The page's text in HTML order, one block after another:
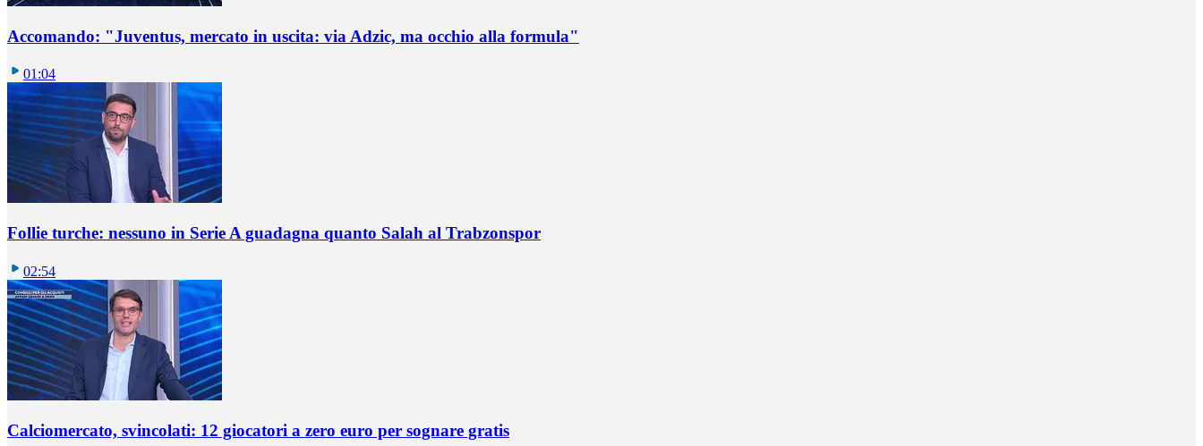
Accomando: "Juventus, mercato in uscita: via Adzic, ma occhio alla formula"
01:04
Follie turche: nessuno in Serie A guadagna quanto Salah al Trabzonspor
02:54
Calciomercato, svincolati: 12 giocatori a zero euro per sognare gratis